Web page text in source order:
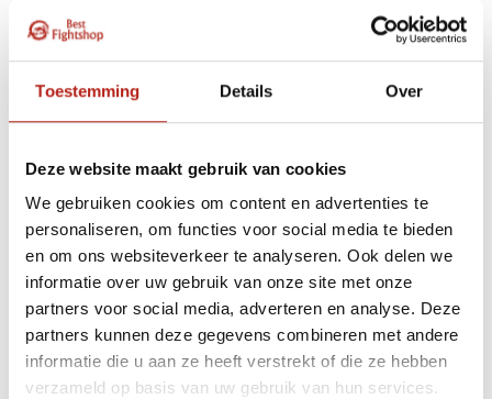
Toestemming Details Over
Deze website maakt gebruik van cookies
We gebruiken cookies om content en advertenties te
personaliseren, om functies voor social media te bieden
en om ons websiteverkeer te analyseren. Ook delen we
informatie over uw gebruik van onze site met onze
partners voor social media, adverteren en analyse. Deze
partners kunnen deze gegevens combineren met andere
informatie die u aan ze heeft verstrekt of die ze hebben
verzameld op basis van uw gebruik van hun services.
Apply filters
Producten getagd met
10 x 15mm Houten
breekplanken 30 x 30 cm
Producten
Filter